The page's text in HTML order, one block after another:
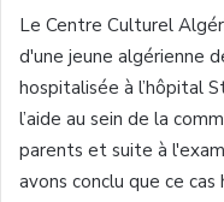
Le Centre Culturel
d'une jeune algérienne
hospitalisée à l’hôpital
l’aide au sein de la
parents et suite à
avons conclu que ce